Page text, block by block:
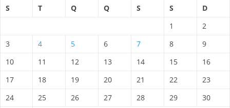
S
T Q Q S S
D
1
2
3
4 5 6 7 8
9
10
11 12 13 14 15
16
17
18 19 20 21 22
23
24
25 26 27 28 29
30